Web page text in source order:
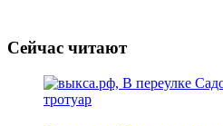
Сейчас читают